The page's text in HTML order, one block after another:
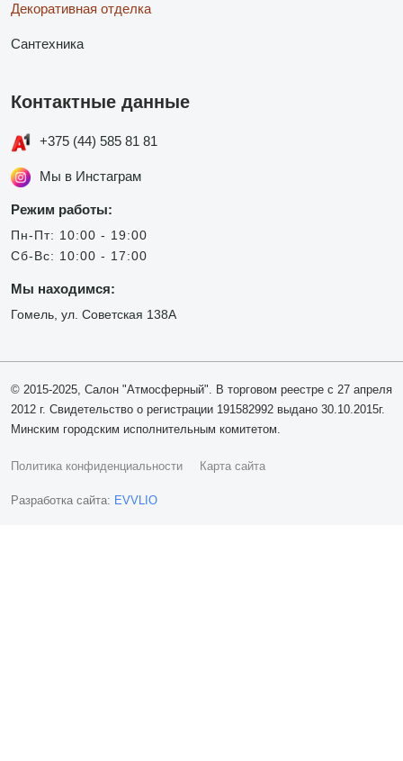
Декоративная отделка
Сантехника
Контактные данные
+375 (44) 585 81 81
Мы в Инстаграм
Режим работы:
Пн-Пт: 10:00 - 19:00
Сб-Вс: 10:00 - 17:00
Мы находимся:
Гомель, ул. Советская 138А
© 2015-2025, Салон "Атмосферный". В торговом реестре с 27 апреля
2012 г. Свидетельство о регистрации 191582992 выдано 30.10.2015г.
Минским городским исполнительным комитетом.
Политика конфиденциальности Карта сайта
Разработка сайта: EVVLIO